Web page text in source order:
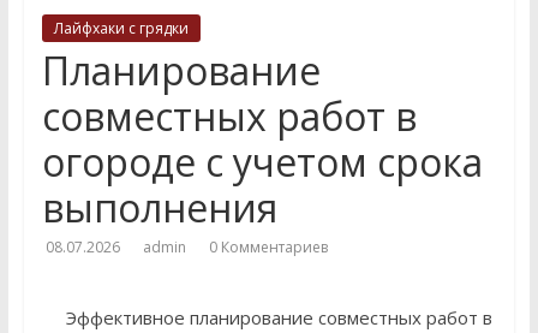
Лайфхаки с грядки
Планирование
совместных работ в
огороде с учетом срока
выполнения
08.07.2026 admin 0 Комментариев
Эффективное планирование совместных работ в